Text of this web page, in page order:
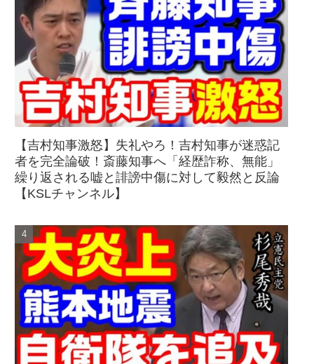
【吉村知事激怒】失礼やろ！吉村知事が迷惑記
者を完全論破！斎藤知事へ「経歴詐称、無能」
繰り返される嘘と誹謗中傷に対して毅然と反論
【KSLチャンネル】